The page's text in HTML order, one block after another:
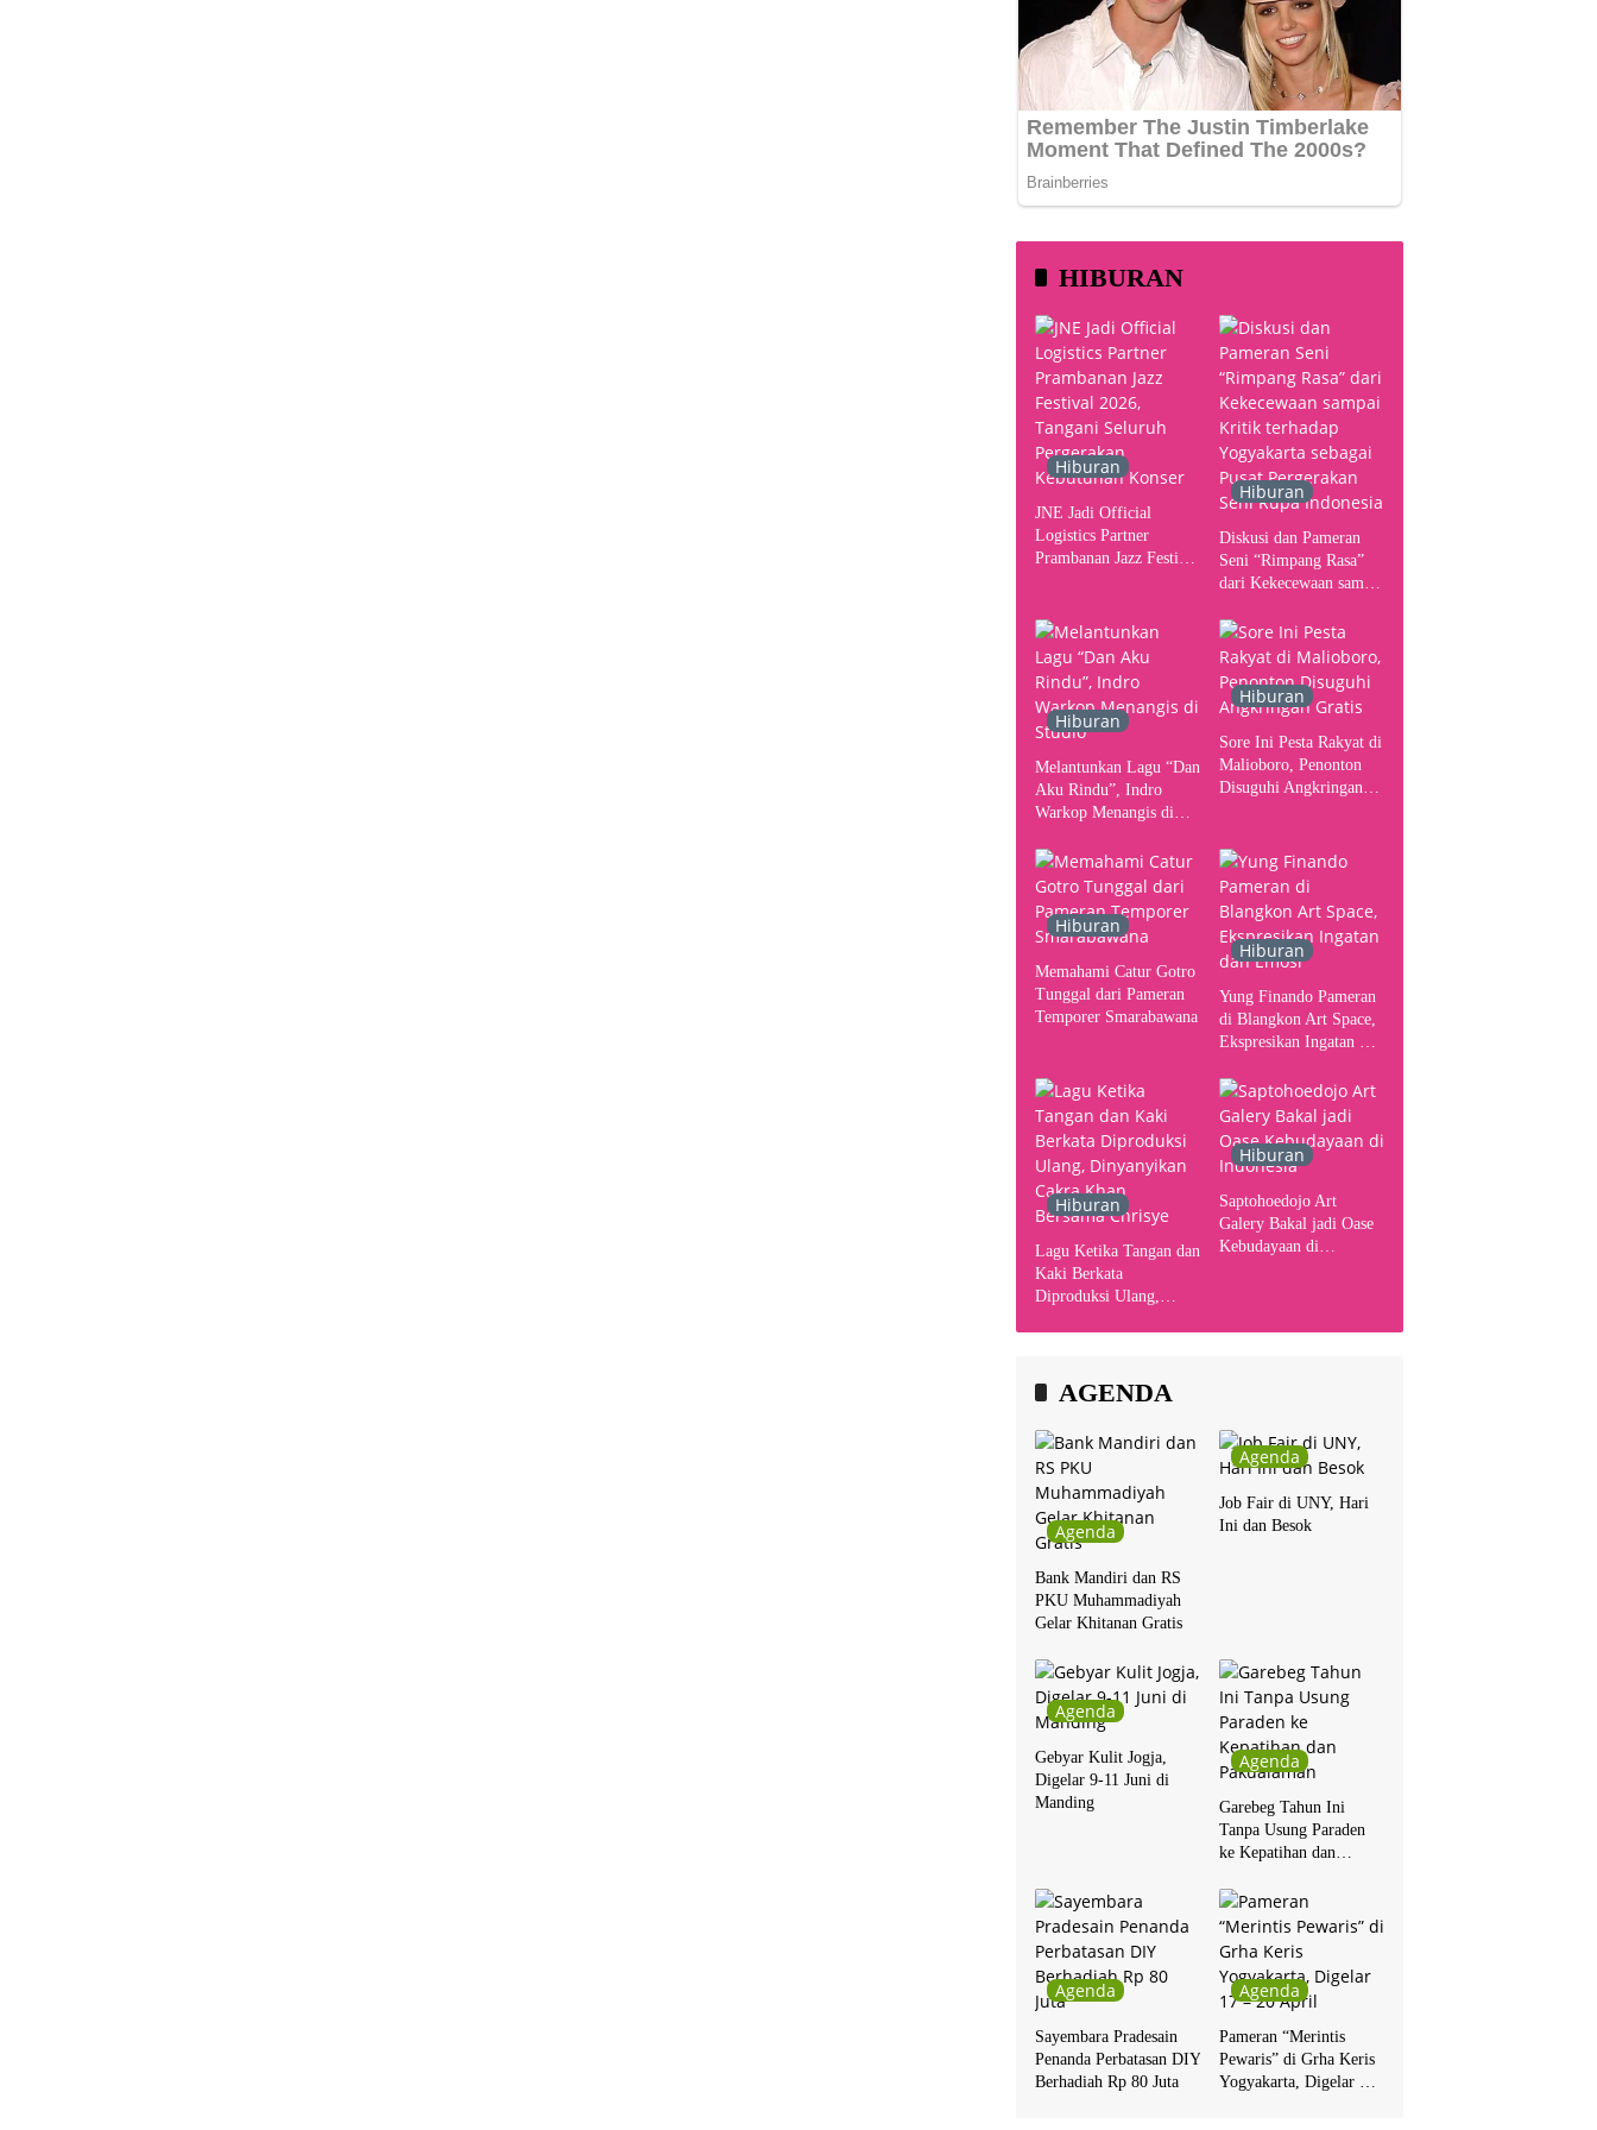
HIBURAN
Hiburan
JNE Jadi Official
Logistics Partner
Prambanan Jazz Festival
Konser
Hiburan
Diskusi dan Pameran
Seni “Rimpang Rasa”
dari Kekecewaan sampai
Yogyakarta sebagai
Pusat Pergerakan Seni
Rupa Indonesia
Hiburan
Melantunkan Lagu “Dan
Aku Rindu”, Indro
Warkop Menangis di
Hiburan
Sore Ini Pesta Rakyat di
Malioboro, Penonton
Disuguhi Angkringan
Hiburan
Memahami Catur Gotro
Tunggal dari Pameran
Temporer Smarabawana
Hiburan
Yung Finando Pameran
di Blangkon Art Space,
Ekspresikan Ingatan dan
Hiburan
Lagu Ketika Tangan dan
Kaki Berkata
Diproduksi Ulang,
Hiburan
Saptohoedojo Art
Galery Bakal jadi Oase
Kebudayaan di
AGENDA
Agenda
Bank Mandiri dan RS
PKU Muhammadiyah
Gelar Khitanan Gratis
Agenda
Job Fair di UNY, Hari
Ini dan Besok
Agenda
Gebyar Kulit Jogja,
Digelar 9-11 Juni di
Manding
Agenda
Garebeg Tahun Ini
Tanpa Usung Paraden
ke Kepatihan dan
Agenda
Sayembara Pradesain
Penanda Perbatasan DIY
Berhadiah Rp 80 Juta
Agenda
Pameran “Merintis
Pewaris” di Grha Keris
Yogyakarta, Digelar 17